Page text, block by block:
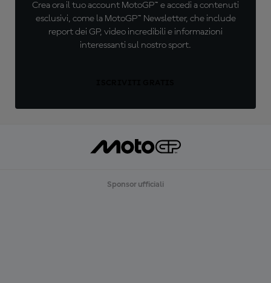
Crea ora il tuo account MotoGP™ e accedi a contenuti
esclusivi, come la MotoGP™ Newsletter, che include
report dei GP, video incredibili e informazioni
interessanti sul nostro sport.
Sponsor ufficiali